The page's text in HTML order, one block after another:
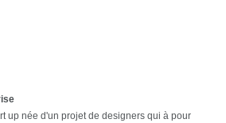
up née d'un projet de designers qui à pour